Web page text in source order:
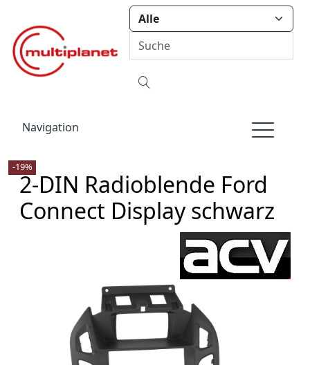
Navigation
2-DIN Radioblende Ford
Connect Display schwarz
-19%